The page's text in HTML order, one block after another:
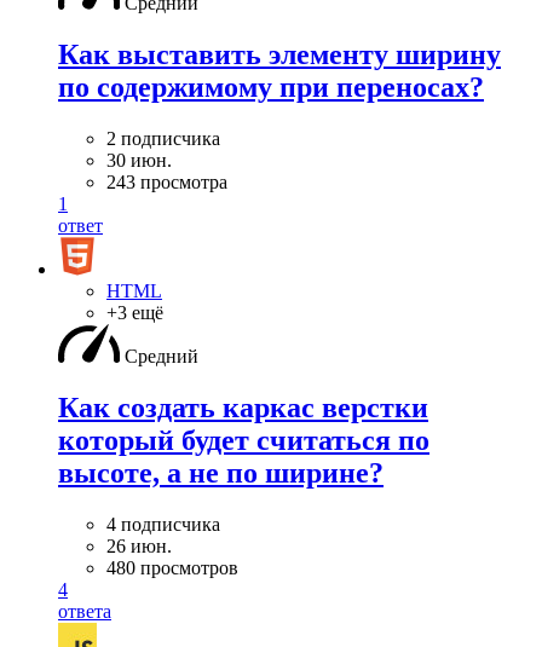
Как выставить элементу ширину
по содержимому при переносах?
2 подписчика
30 июн.
243 просмотра
1
ответ
HTML
+3 ещё
Средний
Как создать каркас верстки
который будет считаться по
высоте, а не по ширине?
4 подписчика
26 июн.
480 просмотров
4
ответа